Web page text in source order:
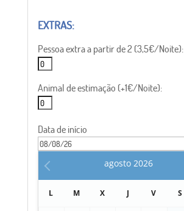
Pessoa extra a partir de 2 (3,5€/Noite):
Animal de estimação (+1€/Noite):
Data de início
agosto 2026
L M X J V S